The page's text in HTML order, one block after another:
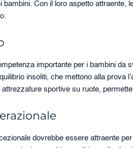
bambini. Con il loro aspetto
importante per i bambini
insoliti, che mettono alla prova
attrezzature sportive su ruote,
dovrebbe essere attraente